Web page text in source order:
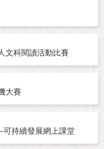
文科閱讀活動比賽
大賽
持續發展網上課堂